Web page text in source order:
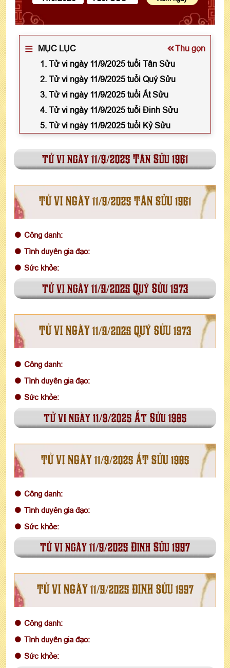
MỤC LỤC
Thu gọn
1. Tử vi ngày 11/9/2025 tuổi Tân Sửu
2. Tử vi ngày 11/9/2025 tuổi Quý Sửu
3. Tử vi ngày 11/9/2025 tuổi Ất Sửu
4. Tử vi ngày 11/9/2025 tuổi Đinh Sửu
5. Tử vi ngày 11/9/2025 tuổi Kỷ Sửu
tử vi ngày 11/9/2025 Tân Sửu 1961
TỬ VI NGÀY 11/9/2025 TÂN SỬU 1961
Công danh:
Tình duyên gia đạo:
Sức khỏe:
tử vi ngày 11/9/2025 Quý Sửu 1973
TỬ VI NGÀY 11/9/2025 QUÝ SỬU 1973
Công danh:
Tình duyên gia đạo:
Sức khỏe:
tử vi ngày 11/9/2025 Ất Sửu 1985
TỬ VI NGÀY 11/9/2025 ẤT SỬU 1985
Công danh:
Tình duyên gia đạo:
Sức khỏe:
tử vi ngày 11/9/2025 Đinh Sửu 1997
TỬ VI NGÀY 11/9/2025 ĐINH SỬU 1997
Công danh:
Tình duyên gia đạo:
Sức khỏe: